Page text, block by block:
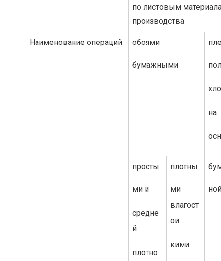
по листовым
производства
Наименование операций обоями
бумажными
на
просты
ми и
средне
й
плотно
плотны
ми
влагост
ой
кими
ной